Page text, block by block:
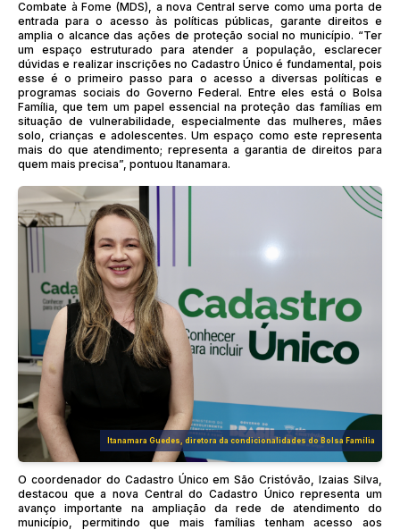
Combate à Fome (MDS), a nova Central serve como uma porta de
entrada para o acesso às políticas públicas, garante direitos e
amplia o alcance das ações de proteção social no município. “Ter
um espaço estruturado para atender a população, esclarecer
dúvidas e realizar inscrições no Cadastro Único é fundamental, pois
esse é o primeiro passo para o acesso a diversas políticas e
programas sociais do Governo Federal. Entre eles está o Bolsa
Família, que tem um papel essencial na proteção das famílias em
situação de vulnerabilidade, especialmente das mulheres, mães
solo, crianças e adolescentes. Um espaço como este representa
mais do que atendimento; representa a garantia de direitos para
quem mais precisa”, pontuou Itanamara.
Itanamara Guedes, diretora da condicionalidades do Bolsa Família
O coordenador do Cadastro Único em São Cristóvão, Izaias Silva,
destacou que a nova Central do Cadastro Único representa um
avanço importante na ampliação da rede de atendimento do
município, permitindo que mais famílias tenham acesso aos